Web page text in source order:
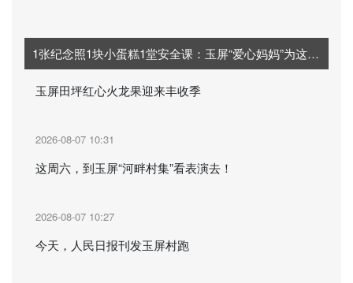
1张纪念照1块小蛋糕1堂安全课：玉屏“爱心妈妈”为这群孩子定制“夏日限定”记忆
玉屏田坪红心火龙果迎来丰收季
2026-08-07 10:31
这周六，到玉屏“河畔村集”看表演去！
2026-08-07 10:27
今天，人民日报刊发玉屏村跑